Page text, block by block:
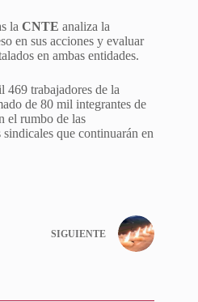
la CNTE analiza la
en sus acciones y evaluar
en ambas entidades.
469 trabajadores de la
de 80 mil integrantes de
el rumbo de las
que continuarán en
SIGUIENTE